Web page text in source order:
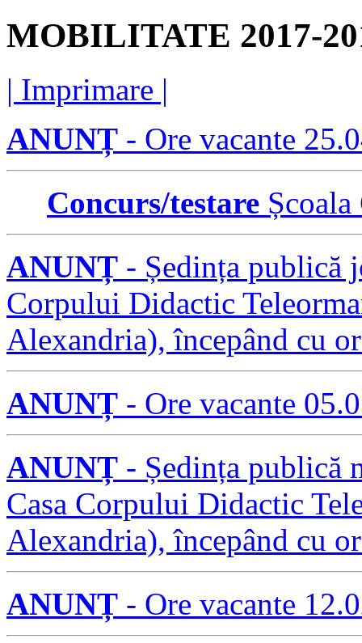
MOBILITATE 2017-
| Imprimare |
ANUNȚ - Ore vacante
Concurs/testare
ANUNȚ - Ședința publică
Corpului Didactic
Alexandria), începând cu
ANUNȚ - Ore vacante
ANUNȚ - Ședința publică
Casa Corpului Didactic
Alexandria), începând cu
ANUNȚ - Ore vacante